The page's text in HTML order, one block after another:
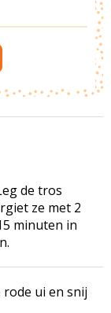
de tros
ze met 2
minuten in
rode ui en snij